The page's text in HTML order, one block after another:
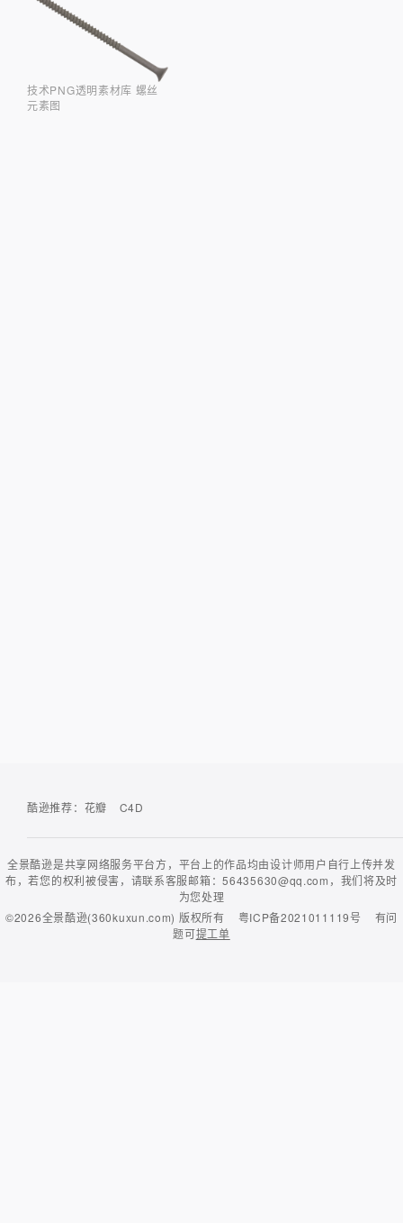
技术PNG透明素材库 螺丝
元素图
酷逊推荐： 花瓣 C4D
全景酷逊是共享网络服务平台方，平台上的作品均由设计师用户自行上传并发
布，若您的权利被侵害，请联系客服邮箱：56435630@qq.com，我们将及时
为您处理
©2026全景酷逊(360kuxun.com) 版权所有 粤ICP备2021011119号
有问
题可提工单